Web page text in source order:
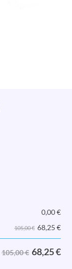
0,00€
105,00 € 68,25 €
105,00 € 68,25€